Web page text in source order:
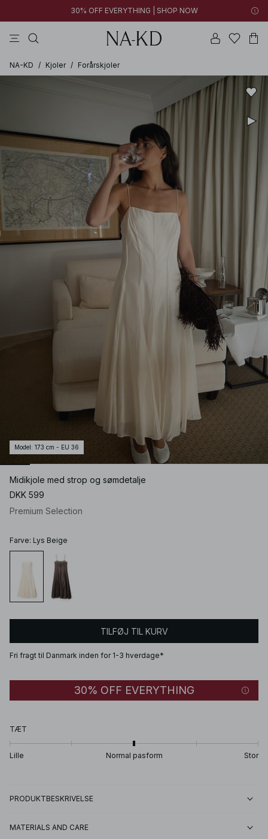
30% OFF EVERYTHING | SHOP NOW
NA-KD / Kjoler / Forårskjoler
Model : 173 cm - EU 36
Midikjole med strop og sømdetalje
DKK 599
Premium Selection
Farve: Lys Beige
TILFØJ TIL KURV
Fri fragt til Danmark inden for 1-3 hverdage*
30% OFF EVERYTHING
TÆT
Lille Normal pasform Stor
PRODUKTBESKRIVELSE
MATERIALS AND CARE